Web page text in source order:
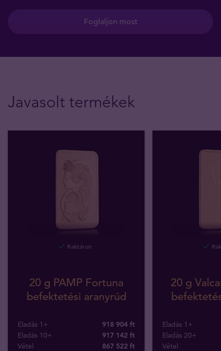
Foglaljon most
Javasolt termékek
Raktáron
20 g PAMP Fortuna
befektetési aranyrúd
Eladás 1+
918 904 ft
Eladás 10+
917 142 ft
Vétel
867 522 ft
20 g
Eladás 1+
Eladás 20+
Vétel